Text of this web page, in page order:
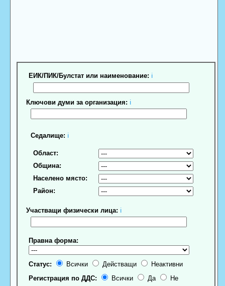
ЕИК/ПИК/Булстат или наименование: ℹ
Ключови думи за организация: ℹ
Седалище: ℹ
Област:
Община:
Населено място:
Район:
Участващи физически лица: ℹ
Правна форма:
Статус: Всички Действащи
Неактивни
Регистрация по ДДС:
Всички Да Не